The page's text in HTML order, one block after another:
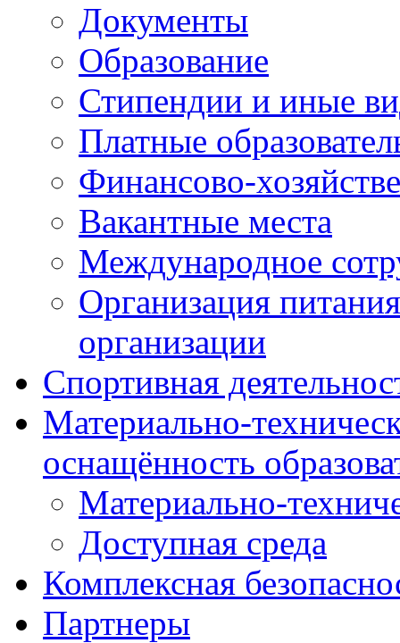
Документы
Образование
Стипендии и иные
Платные
Финансово-
Вакантные места
Международное
Организация
организации
Спортивная
Материально-
оснащённость
Материально-
Доступная среда
Комплексная
Партнеры